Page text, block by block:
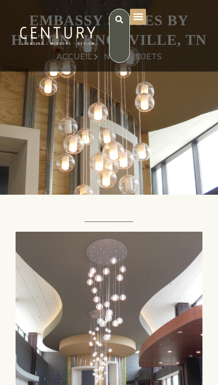
EMBASSY SUITES BY
HILTON | KNOXVILLE, TN
ACCUEIL NOS PROJETS